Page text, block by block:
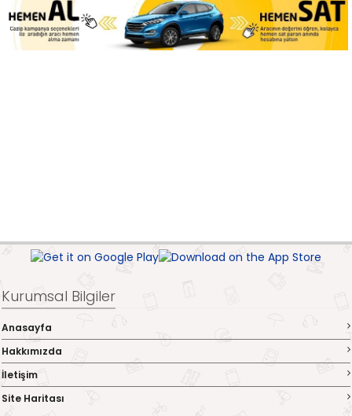
Kurumsal Bilgiler
Anasayfa
Hakkımızda
İletişim
Site Haritası